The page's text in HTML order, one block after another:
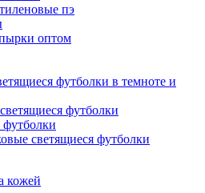
пэ
оптом
футболки в темноте и
футболки
светящиеся футболки
кожей